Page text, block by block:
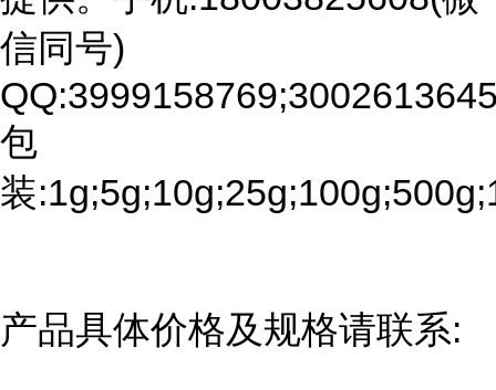
信同号)
包
装
产品具体价格及规格请联系: